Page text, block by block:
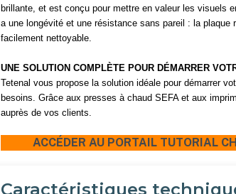
brillante, et est conçu pour mettre en valeur les visuels
a une longévité et une résistance sans pareil : la
facilement nettoyable.
UNE SOLUTION COMPLÈTE POUR DÉMARRER
Tetenal vous propose la solution idéale pour démarrer
besoins. Grâce aux presses à chaud SEFA et aux
auprès de vos clients.
ACCÉDER AU PORTAIL TUTORIAL
Caractéristiques